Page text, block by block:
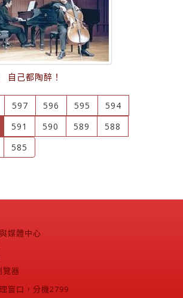
己都陶醉！
597 596 595
594
(current)
591 590 589
588
585
媒體中心
覽器
窗口，分機2799